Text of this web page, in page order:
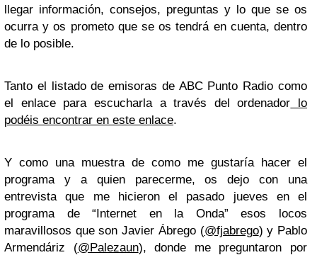
llegar información, consejos, preguntas y lo que se os
ocurra y os prometo que se os tendrá en cuenta, dentro
de lo posible.
Tanto el listado de emisoras de ABC Punto Radio como
el enlace para escucharla a través del ordenador lo
podéis encontrar en este enlace.
Y como una muestra de como me gustaría hacer el
programa y a quien parecerme, os dejo con una
entrevista que me hicieron el pasado jueves en el
programa de “Internet en la Onda” esos locos
maravillosos que son Javier Ábrego (@fjabrego) y Pablo
Armendáriz (@Palezaun), donde me preguntaron por